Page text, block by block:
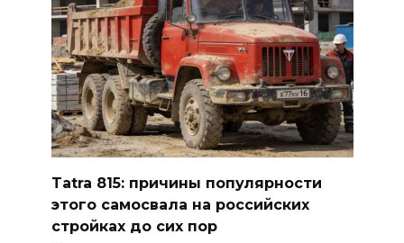
Tatra 815: причины популярности
этого самосвала на российских
стройках до сих пор